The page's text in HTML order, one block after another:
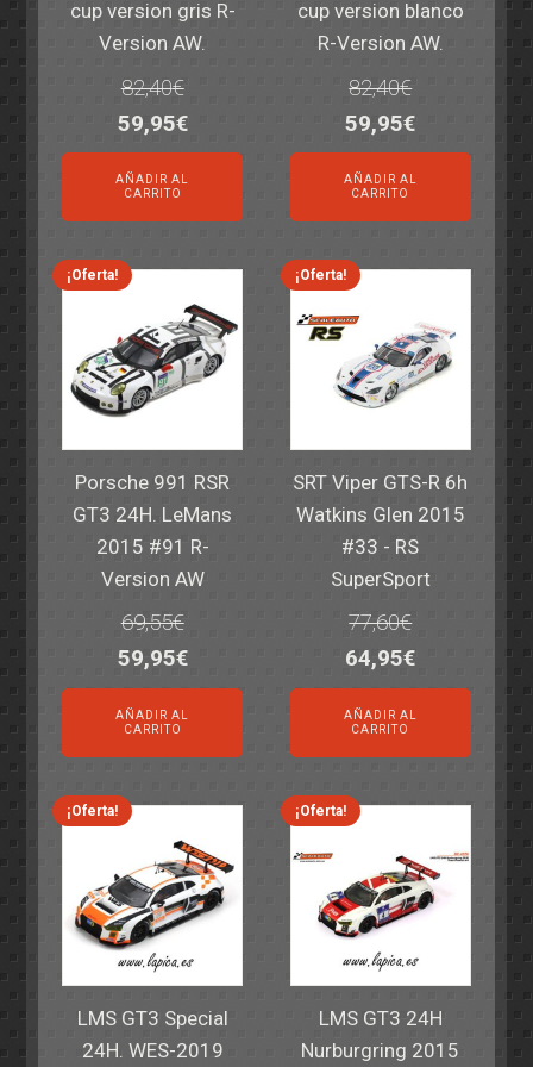
cup version gris R-
Version AW.
82,40€
El
precio
original
era:
82,40€.
59,95€El
precio
es:
59,95€.
AÑADIR AL
CARRITO
cup version blanco
R-Version AW.
82,40€
El
precio
original
era:
82,40€.
59,95€El
precio
es:
59,95€.
AÑADIR AL
CARRITO
¡Oferta!
Porsche 991 RSR
GT3 24H. LeMans
2015 #91 R-
Version AW
69,55€
El
precio
original
era:
69,55€.
59,95€El
precio
actual
es:
59,95€.
AÑADIR AL
CARRITO
¡Oferta!
SRT Viper GTS-R 6h
Watkins Glen 2015
#33 - RS
SuperSport
77,60€
El
precio
original
era:
77,60€.
64,95€El
precio
actual
es:
64,95€.
AÑADIR AL
CARRITO
¡Oferta!
LMS GT3 Special
24H. WES-2019
¡Oferta!
LMS GT3 24H
Nurburgring 2015